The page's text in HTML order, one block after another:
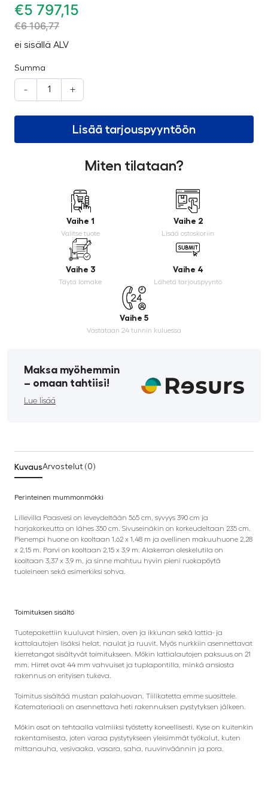
€5 797,15
€6 106,77
ei sisällä ALV
Summa
- +
Lisää tarjouspyyntöön
Miten tilataan?
Vaihe 1
Valitse tuote
Vaihe 2
Lisää ostoskoriin
Vaihe 3
Täytä lomake
Vaihe 4
Lähetä tarjouspyyntö
Vaihe 5
Vastataan 24 tunnin kuluessa
Maksa myöhemmin
­– omaan tahtiisi!
Lue lisää
KuvausArvostelut (0)
Perinteinen mummonmökki
Lillevilla Paasvesi on leveydeltään 565 cm, syvyys 390 cm ja
harjakorkeutta on lähes 350 cm. Sivuseinäkin on korkeudeltaan 235 cm.
Pienempi huone on kooltaan 1,62 x 1,48 m ja ovellinen makuuhuone 2,28
x 2,15 m. Parvi on kooltaan 2,15 x 3,9 m. Alakerran oleskelutila on
kooltaan 3,37 x 3,9 m, ja sinne mahtuu hyvin pieni ruokapöytä
tuoleineen sekä esimerkiksi sohva.
Toimituksen sisältö
Tuotepakettiin kuuluvat hirsien, oven ja ikkunan sekä lattia- ja
kattolautojen lisäksi helat, naulat ja ruuvit. Myös nurkkiin asennettavat
kierretangot sisältyvät toimitukseen. Mökin lattialautojen paksuus on 21
mm. Hirret ovat 44 mm vahvuiset ja tuplapontilla, minkä ansiosta
rakennus on erityisen tukeva.
Toimitus sisältää mustan palahuovan. Tiilikatetta emme suosittele.
Katemateriaali on asennettava heti rakennuksen pystytyksen jälkeen.
Mökin osat on tehtaalla valmiiksi työstetty koneellisesti. Kyse on kuitenkin
rakentamisesta, joten varaa pystytykseen yleisimmät työkalut, kuten
mittanauha, vesivaaka, vasara, saha, ruuvinväännin ja pora.